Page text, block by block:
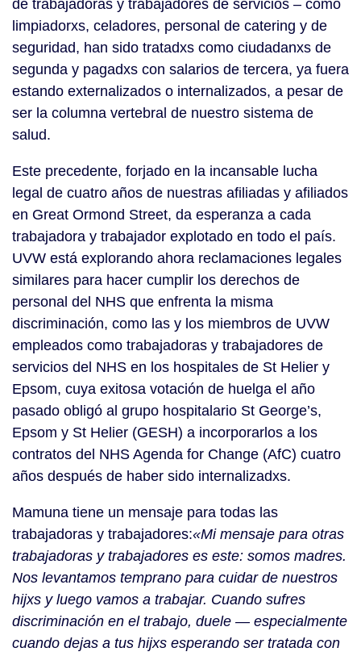
de trabajadoras y trabajadores de servicios – como
limpiadorxs, celadores, personal de catering y de
seguridad, han sido tratadxs como ciudadanxs de
segunda y pagadxs con salarios de tercera, ya fuera
estando externalizados o internalizados, a pesar de
ser la columna vertebral de nuestro sistema de
salud.
Este precedente, forjado en la incansable lucha
legal de cuatro años de nuestras afiliadas y afiliados
en Great Ormond Street, da esperanza a cada
trabajadora y trabajador explotado en todo el país.
UVW está explorando ahora reclamaciones legales
similares para hacer cumplir los derechos de
personal del NHS que enfrenta la misma
discriminación, como las y los miembros de UVW
empleados como trabajadoras y trabajadores de
servicios del NHS en los hospitales de St Helier y
Epsom, cuya exitosa votación de huelga el año
pasado obligó al grupo hospitalario St George’s,
Epsom y St Helier (GESH) a incorporarlos a los
contratos del NHS Agenda for Change (AfC) cuatro
años después de haber sido internalizadxs.
Mamuna tiene un mensaje para todas las
trabajadoras y trabajadores:«Mi mensaje para otras
trabajadoras y trabajadores es este: somos madres.
Nos levantamos temprano para cuidar de nuestros
hijxs y luego vamos a trabajar. Cuando sufres
discriminación en el trabajo, duele — especialmente
cuando dejas a tus hijxs esperando ser tratada con